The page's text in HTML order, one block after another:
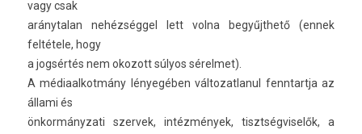
vagy csak
aránytalan nehézséggel lett volna begyűjthető (ennek
feltétele, hogy
a jogsértés nem okozott súlyos sérel­met).
A médiaal­kotmány lényegében vál­tozat­lanul fenntartja az
állami és
önkor­mányzati szer­vek, intézmények, tisztség­viselők, a